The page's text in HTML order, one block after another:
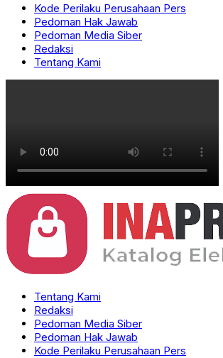
Kode Perilaku Perusahaan Pers
Pedoman Hak Jawab
Pedoman Media Siber
Redaksi
Tentang Kami
Tentang Kami
Redaksi
Pedoman Media Siber
Pedoman Hak Jawab
Kode Perilaku Perusahaan Pers